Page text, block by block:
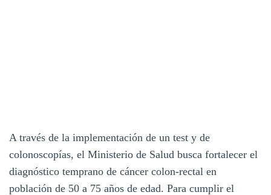
A través de la implementación de un test y de
colonoscopías, el Ministerio de Salud busca fortalecer el
diagnóstico temprano de cáncer colon-rectal en
población de 50 a 75 años de edad. Para cumplir el